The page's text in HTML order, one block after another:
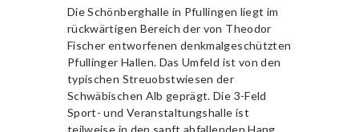
Die Schönberghalle in Pfullingen liegt im
rückwärtigen Bereich der von Theodor
Fischer entworfenen denkmalgeschützten
Pfullinger Hallen. Das Umfeld ist von den
typischen Streuobstwiesen der
Schwäbischen Alb geprägt. Die 3-Feld
Sport- und Veranstaltungshalle ist
teilweise in den sanft abfallenden Hang